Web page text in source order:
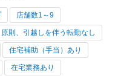
店舗数1～9
原則、引越しを伴う転勤なし
住宅補助（手当）あり
在宅業務あり